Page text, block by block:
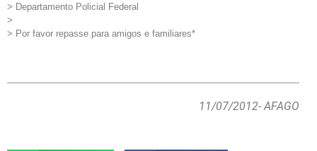
> Departamento Policial Federal
>
> Por favor repasse para amigos e familiares*
11/07/2012- AFAGO